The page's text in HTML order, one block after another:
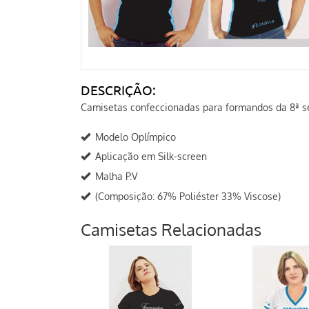
DESCRIÇÃO:
Camisetas confeccionadas para formandos da 8ª
Modelo Oplímpico
Aplicação em Silk-screen
Malha P.V
(Composição: 67% Poliéster 33% Viscose)
Camisetas Relacionadas